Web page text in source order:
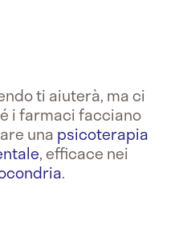
ti aiuterà, ma ci
i farmaci facciano
una psicoterapia
, efficace nei
.